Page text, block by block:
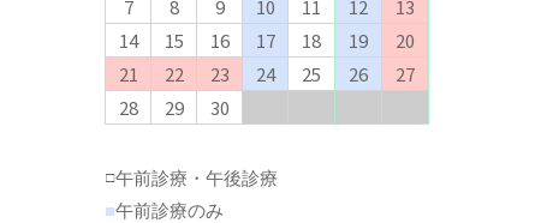
7
8 9 10 11 12
13
14
15 16 17 18 19
20
21
22 23 24 25 26
27
28
29 30
□午前診療・午後診療
■午前診療のみ